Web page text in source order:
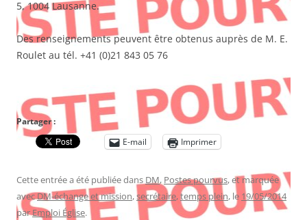
5, 1004 Lausanne.
Des renseignements peuvent être obtenus auprès de M. E.
Roulet au tél. +41 (0)21 843 05 76
Partager :
E-mail
Imprimer
Cette entrée a été publiée dans DM, Postes pourvus, et marquée
avecDM-échange et mission,secrétaire,temps plein, le 19/05/2014
parEmploi Église.